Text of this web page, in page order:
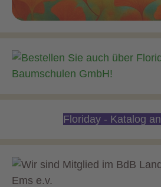
Floriday - Katalog